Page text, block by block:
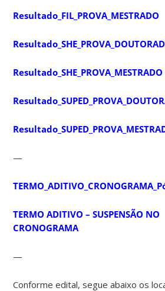
Resultado_FIL_PROVA_MESTRADO
Resultado_SHE_PROVA_MESTRADO
—
TERMO ADITIVO – SUSPENSÃO NO
CRONOGRAMA
—
Conforme edital, segue abaixo os